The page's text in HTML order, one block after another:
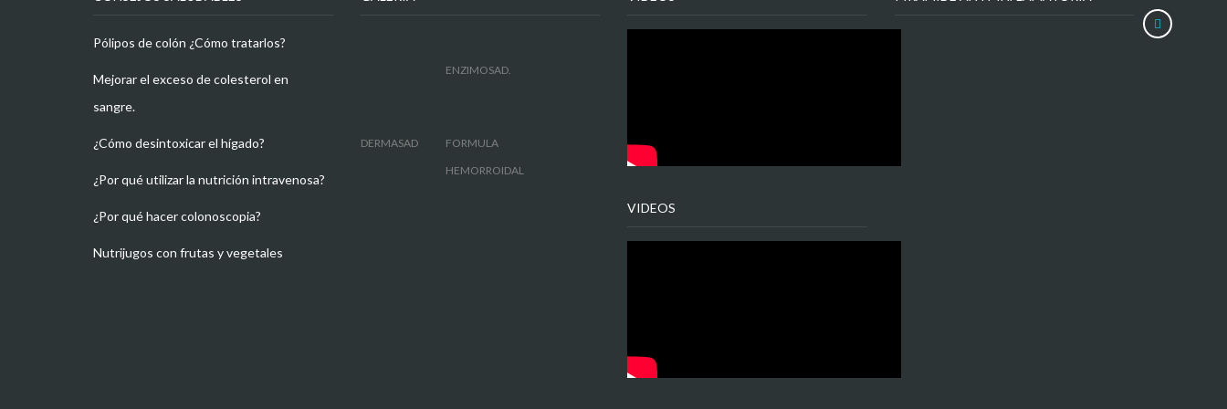
Pólipos de colón ¿Cómo tratarlos?
Mejorar el exceso de colesterol en
sangre.
¿Cómo desintoxicar el hígado?
¿Por qué utilizar la nutrición intravenosa?
¿Por qué hacer colonoscopia?
Nutrijugos con frutas y vegetales
ENZIMOSAD.
DERMASAD
FORMULA
HEMORROIDAL
VIDEOS